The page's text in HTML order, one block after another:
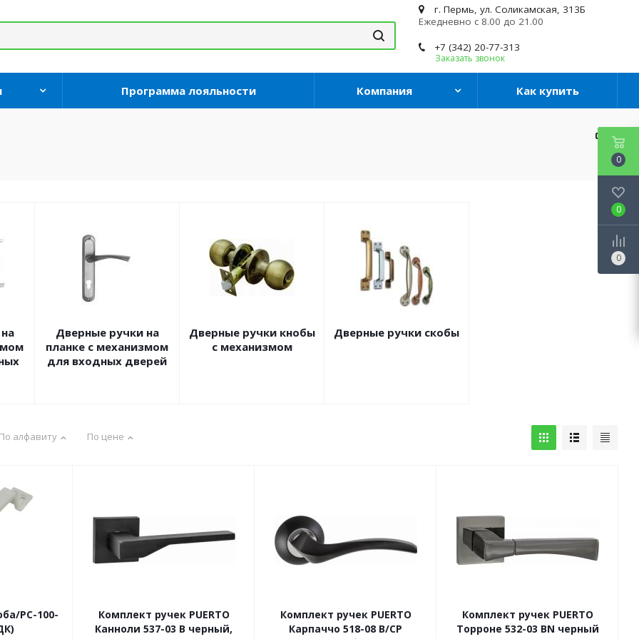
г. Пермь, ул. Соликамская, 313Б
Ежедневно с 8.00 до 21.00
+7 (342) 20-77-313
Заказать звонок
Программа лояльности Компания Как купить
Дверные ручки на
планке с механизмом
для входных дверей
Дверные ручки кнобы
с механизмом
Дверные ручки скобы
алфавиту По цене
РС-100-
Комплект ручек PUERTO
Канноли 537-03 B черный,
Комплект ручек PUERTO
Карпаччо 518-08 B/CP
Комплект ручек PUERTO
Торроне 532-03 BN черный
0
0
0